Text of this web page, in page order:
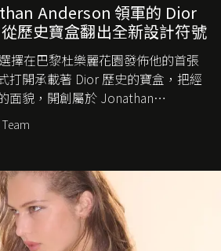
Anderson 領軍的 Dior
歷史寶盒翻出全新設計符號
擇在巴黎杜樂麗花園發佈他的首張
打開承載著 Dior 歷史的寶盒，把經
面貌，開創屬於 Jonathan
Team